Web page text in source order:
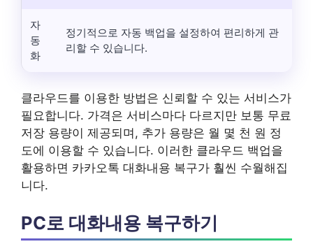
자
동
화
정기적으로 자동 백업을 설정하여 편리하게 관
리할 수 있습니다.
클라우드를 이용한 방법은 신뢰할 수 있는 서비스가
필요합니다. 가격은 서비스마다 다르지만 보통 무료
저장 용량이 제공되며, 추가 용량은 월 몇 천 원 정
도에 이용할 수 있습니다. 이러한 클라우드 백업을
활용하면 카카오톡 대화내용 복구가 훨씬 수월해집
니다.
PC로 대화내용 복구하기